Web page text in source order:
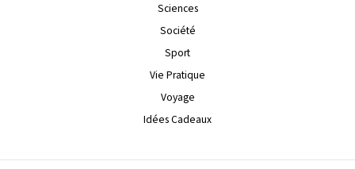
Sciences
Société
Sport
Vie Pratique
Voyage
Idées Cadeaux